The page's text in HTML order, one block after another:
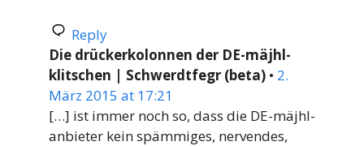
Reply
Die drückerkolonnen der DE-mäjhl-
klitschen | Schwerdtfegr (beta) • 2.
März 2015 at 17:21
[…] ist immer noch so, dass die DE-mäjhl-
anbieter kein spämmiges, nervendes,